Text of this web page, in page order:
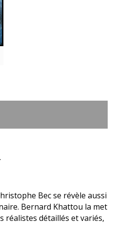
Bec se révèle aussi
Bernard Khattou la met
réalistes détaillés et variés,